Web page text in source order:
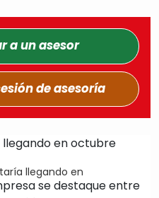
a unasesor
de asesoría
llegando en